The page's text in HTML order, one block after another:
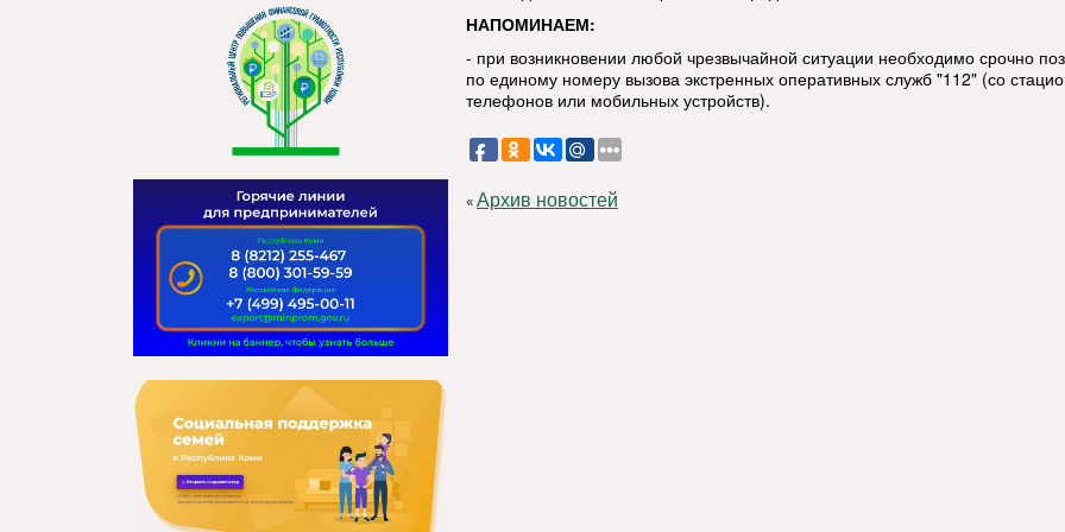
НАПОМИНАЕМ:
- при возникновении любой чрезвычайной ситуации необходимо срочно
по единому номеру вызова экстренных оперативных служб "112" (со
телефонов или мобильных устройств).
«Архив новостей